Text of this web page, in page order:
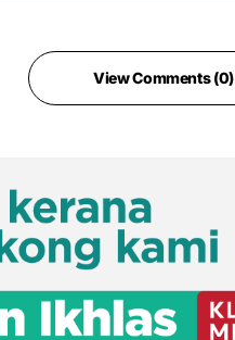
View Comments (0)